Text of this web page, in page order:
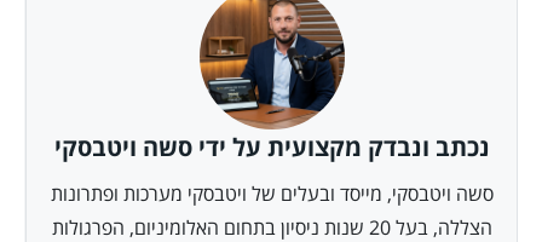
נכתב ונבדק מקצועית על ידי סשה ויטבסקי
סשה ויטבסקי, מייסד ובעלים של ויטבסקי מערכות ופתרונות
הצללה, בעל 20 שנות ניסיון בתחום האלומיניום, הפרגולות